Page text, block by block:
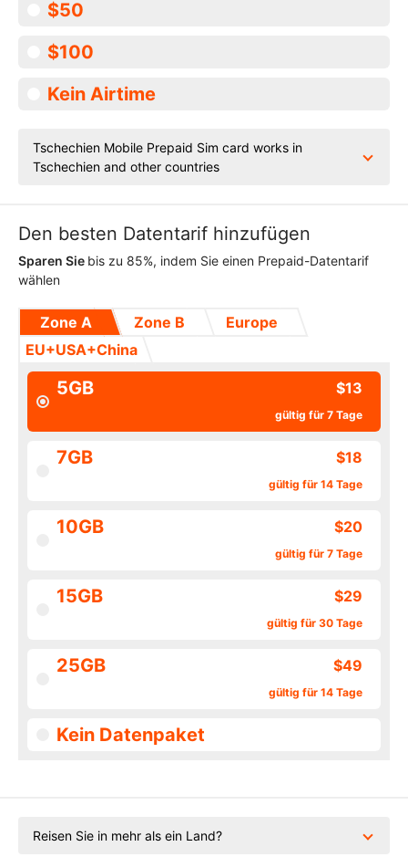
$50
$100
Kein Airtime
Tschechien Mobile Prepaid Sim card works in
Tschechien and other countries
Den besten Datentarif hinzufügen
Sparen Sie bis zu 85%, indem Sie einen Prepaid-Datentarif
wählen
Zone A Zone B
Europe
EU+USA+China
$13
5GB
gültig für 7 Tage
$18
7GB
gültig für 14 Tage
$20
10GB
gültig für 7 Tage
$29
15GB
gültig für 30 Tage
$49
25GB
gültig für 14 Tage
Kein Datenpaket
Reisen Sie in mehr als ein Land?